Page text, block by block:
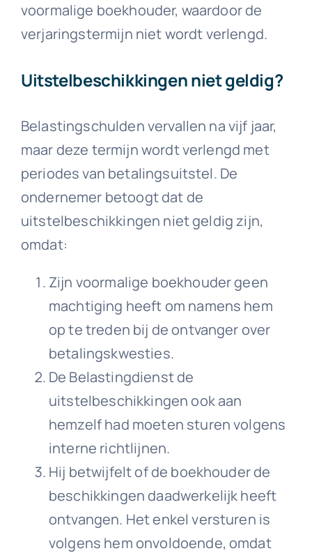
voormalige boekhouder, waardoor de
verjaringstermijn niet wordt verlengd.
Uitstelbeschikkingen niet geldig?
Belastingschulden vervallen na vijf jaar,
maar deze termijn wordt verlengd met
periodes van betalingsuitstel. De
ondernemer betoogt dat de
uitstelbeschikkingen niet geldig zijn,
omdat:
Zijn voormalige boekhouder geen
machtiging heeft om namens hem
op te treden bij de ontvanger over
betalingskwesties.
De Belastingdienst de
uitstelbeschikkingen ook aan
hemzelf had moeten sturen volgens
interne richtlijnen.
Hij betwijfelt of de boekhouder de
beschikkingen daadwerkelijk heeft
ontvangen. Het enkel versturen is
volgens hem onvoldoende, omdat